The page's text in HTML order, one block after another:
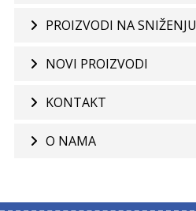
PROIZVODI NA SNIŽENJU
NOVI PROIZVODI
KONTAKT
O NAMA